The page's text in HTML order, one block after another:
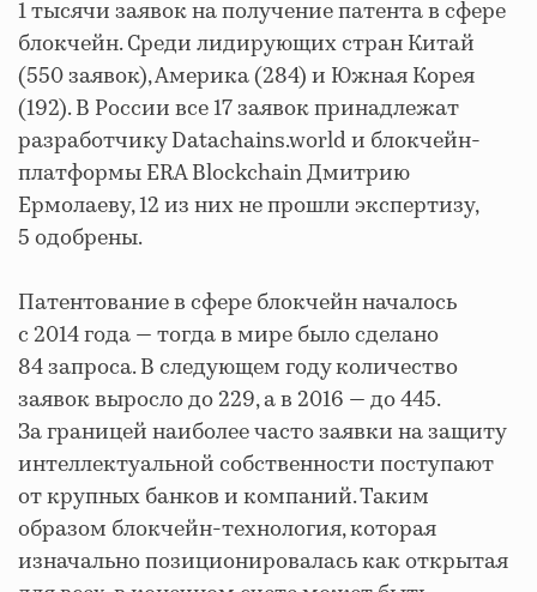
1 тысячи заявок на получение патента в сфере
блокчейн. Среди лидирующих стран Китай
(550 заявок), Америка (284) и Южная Корея
(192). В России все 17 заявок принадлежат
разработчику Datachains.world и блокчейн-
платформы ERA Blockchain Дмитрию
Ермолаеву, 12 из них не прошли экспертизу,
5 одобрены.
Патентование в сфере блокчейн началось
с 2014 года — тогда в мире было сделано
84 запроса. В следующем году количество
заявок выросло до 229, а в 2016 — до 445.
За границей наиболее часто заявки на защиту
интеллектуальной собственности поступают
от крупных банков и компаний. Таким
образом блокчейн-технология, которая
изначально позиционировалась как открытая